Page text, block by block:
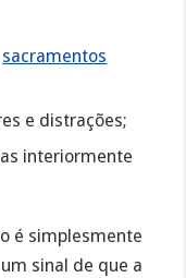
sacramentos
e distrações;
interiormente
é simplesmente
sinal de que a